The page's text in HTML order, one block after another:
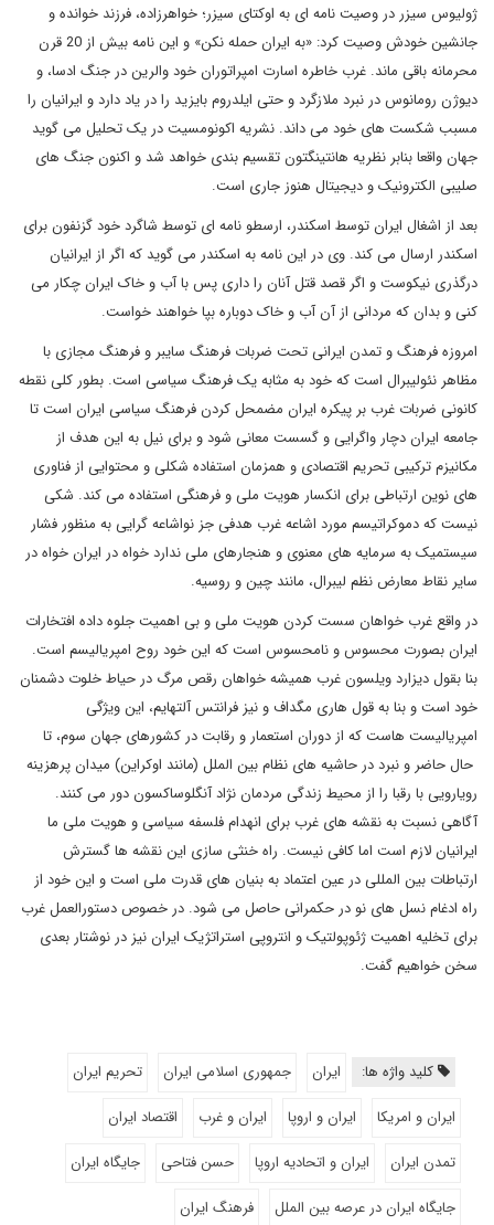
ژولیوس سیزر در وصیت نامه ای به اوکتای سیزر؛ خواهرزاده، فرزند خوانده و
جانشین خودش وصیت کرد: «به ایران حمله نکن» و این نامه بیش از 20 قرن
محرمانه باقی ماند. غرب خاطره اسارت امپراتوران خود والرین در جنگ ادسا، و
دیوژن رومانوس در نبرد ملازگرد و حتی ایلدروم بایزید را در یاد دارد و ایرانیان را
مسبب شکست های خود می داند. نشریه اکونومسیت در یک تحلیل می گوید
جهان واقعا بنابر نظریه هانتینگتون تقسیم بندی خواهد شد و اکنون جنگ های
صلیبی الکترونیک و دیجیتال هنوز جاری است.
بعد از اشغال ایران توسط اسکندر، ارسطو نامه ای توسط شاگرد خود گزنفون برای
اسکندر ارسال می کند. وی در این نامه به اسکندر می گوید که اگر از ایرانیان
درگذری نیکوست و اگر قصد قتل آنان را داری پس با آب و خاک ایران چکار می
کنی و بدان که مردانی از آن آب و خاک دوباره بپا خواهند خواست.
امروزه فرهنگ و تمدن ایرانی تحت ضربات فرهنگ سایبر و فرهنگ مجازی با
مظاهر نئولیبرال است که خود به مثابه یک فرهنگ سیاسی است. بطور کلی نقطه
کانونی ضربات غرب بر پیکره ایران مضمحل کردن فرهنگ سیاسی ایران است تا
جامعه ایران دچار واگرایی و گسست معانی شود و برای نیل به این هدف از
مکانیزم ترکیبی تحریم اقتصادی و همزمان استفاده شکلی و محتوایی از فناوری
های نوین ارتباطی برای انکسار هویت ملی و فرهنگی استفاده می کند. شکی
نیست که دموکراتیسم مورد اشاعه غرب هدفی جز نواشاعه گرایی به منظور فشار
سیستمیک به سرمایه های معنوی و هنجارهای ملی ندارد خواه در ایران خواه در
سایر نقاط معارض نظم لیبرال، مانند چین و روسیه.
در واقع غرب خواهان سست کردن هویت ملی و بی اهمیت جلوه داده افتخارات
ایران بصورت محسوس و نامحسوس است که این خود روح امپریالیسم است.
بنا بقول دیزارد ویلسون غرب همیشه خواهان رقص مرگ در حیاط خلوت دشمنان
خود است و بنا به قول هاری مگداف و نیز فرانتس آلتهایم، این ویژگی
امپریالیست هاست که از دوران استعمار و رقابت در کشورهای جهان سوم، تا
حال حاضر و نبرد در حاشیه های نظام بین الملل (مانند اوکراین) میدان پرهزینه
رویارویی با رقبا را از محیط زندگی مردمان نژاد آنگلوساکسون دور می کنند.
آگاهی نسبت به نقشه های غرب برای انهدام فلسفه سیاسی و هویت ملی ما
ایرانیان لازم است اما کافی نیست. راه خنثی سازی این نقشه ها گسترش
ارتباطات بین المللی در عین اعتماد به بنیان های قدرت ملی است و این خود از
راه ادغام نسل های نو در حکمرانی حاصل می شود. در خصوص دستورالعمل غرب
برای تخلیه اهمیت ژئوپولتیک و انتروپی استراتژیک ایران نیز در نوشتار بعدی
سخن خواهیم گفت.
کلید واژه ها: ایران جمهوری اسلامی ایران
تحریم ایران
ایران و امریکا
ایران و اروپا ایران و غرب
اقتصاد ایران
تمدن ایران
ایران و اتحادیه اروپا حسن فتاحی
جایگاه ایران
جایگاه ایران در عرصه بین الملل
فرهنگ ایران